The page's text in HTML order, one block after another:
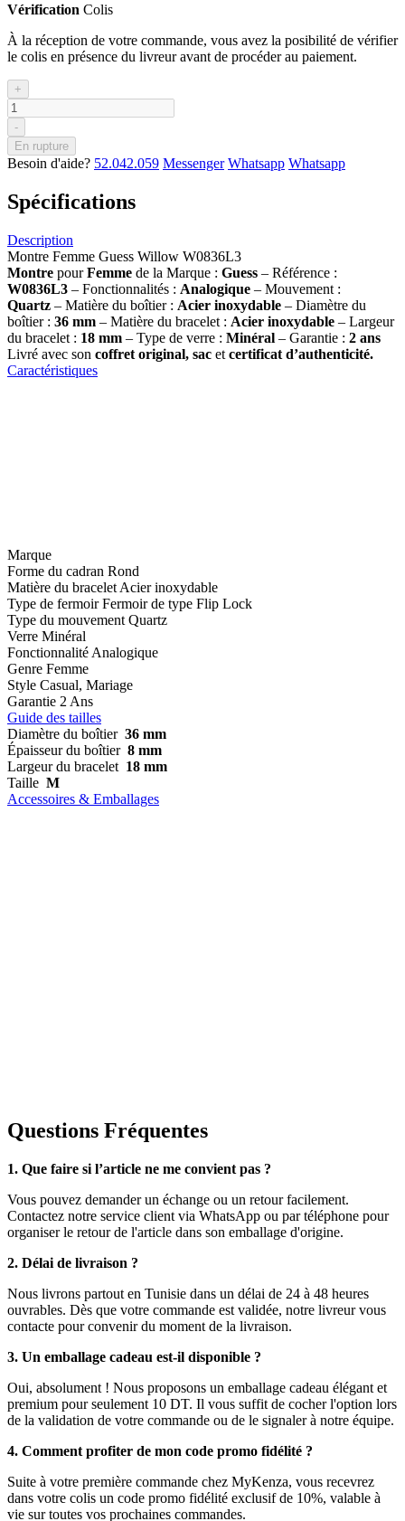
Vérification Colis
À la réception de votre commande, vous avez la posibilité de vérifier
le colis en présence du livreur avant de procéder au paiement.
+
-
En rupture
Besoin d'aide? 52.042.059 Messenger Whatsapp Whatsapp
Spécifications
Description
Montre Femme Guess Willow W0836L3
Montre pourFemme de la Marque : Guess – Référence :
W0836L3 – Fonctionnalités : Analogique – Mouvement :
Quartz – Matière du boîtier : Acier inoxydable – Diamètre du
boîtier : 36 mm – Matière du bracelet : Acier inoxydable – Largeur
du bracelet : 18 mm – Type de verre : Minéral – Garantie : 2 ans
Livré avec son coffret original, sac et certificat d’authenticité.
Caractéristiques
Marque
Forme du cadran Rond
Matière du bracelet Acier inoxydable
Type de fermoir Fermoir de type Flip Lock
Type du mouvement Quartz
Verre Minéral
Fonctionnalité Analogique
Genre Femme
Style Casual, Mariage
Garantie 2 Ans
Guide des tailles
Diamètre du boîtier 36 mm
Épaisseur du boîtier 8 mm
Largeur du bracelet 18 mm
Taille M
Accessoires & Emballages
Questions Fréquentes
1. Que faire si l’article ne me convient pas ?
Vous pouvez demander un échange ou un retour facilement.
Contactez notre service client via WhatsApp ou par téléphone pour
organiser le retour de l'article dans son emballage d'origine.
2. Délai de livraison ?
Nous livrons partout en Tunisie dans un délai de 24 à 48 heures
ouvrables. Dès que votre commande est validée, notre livreur vous
contacte pour convenir du moment de la livraison.
3. Un emballage cadeau est-il disponible ?
Oui, absolument ! Nous proposons un emballage cadeau élégant et
premium pour seulement 10 DT. Il vous suffit de cocher l'option lors
de la validation de votre commande ou de le signaler à notre équipe.
4. Comment profiter de mon code promo fidélité ?
Suite à votre première commande chez MyKenza, vous recevrez
dans votre colis un code promo fidélité exclusif de 10%, valable à
vie sur toutes vos prochaines commandes.